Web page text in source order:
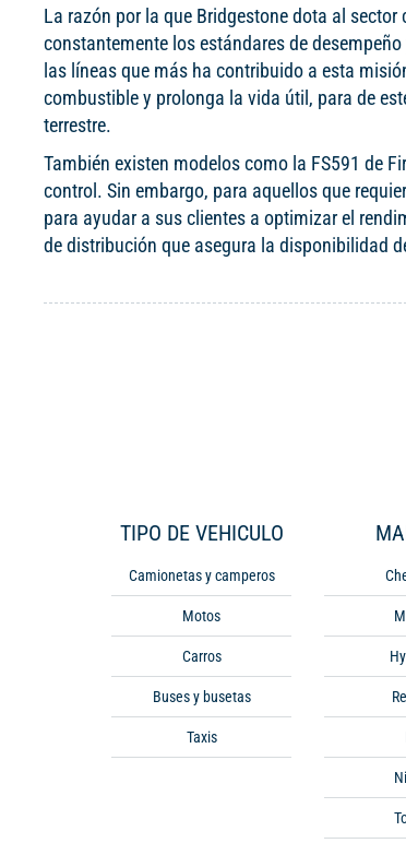
La razón por la que Bridgestone dota al
constantemente los estándares de
las líneas que más ha contribuido a esta
combustible y prolonga la vida útil, para de
terrestre.
También existen modelos como la FS591 de
control. Sin embargo, para aquellos que
para ayudar a sus clientes a optimizar el
de distribución que asegura la disponibilidad
TIPO DE VEHICULO
Camionetas y camperos
Motos
Carros
Buses y busetas
Taxis